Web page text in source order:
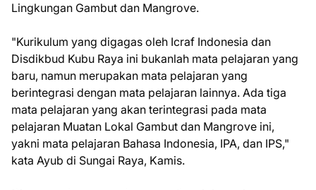
Lingkungan Gambut dan Mangrove.
"Kurikulum yang digagas oleh Icraf Indonesia dan
Disdikbud Kubu Raya ini bukanlah mata pelajaran yang
baru, namun merupakan mata pelajaran yang
berintegrasi dengan mata pelajaran lainnya. Ada tiga
mata pelajaran yang akan terintegrasi pada mata
pelajaran Muatan Lokal Gambut dan Mangrove ini,
yakni mata pelajaran Bahasa Indonesia, IPA, dan IPS,"
kata Ayub di Sungai Raya, Kamis.